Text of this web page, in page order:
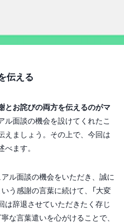
伝える
とお詫びの両方を伝えるのがマ
ル面談の機会を設けてくれたこ
えましょう。その上で、今回は
ます。
ル面談の機会をいただき、誠に
う感謝の言葉に続けて、「大変
は辞退させていただきたく存じ
な言葉遣いを心がけることで、